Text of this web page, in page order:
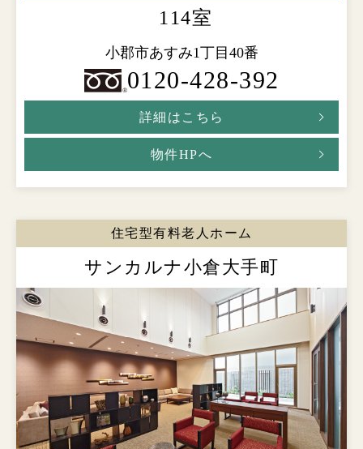
114室
小郡市あすみ1丁目40番
0120-428-392
詳細はこちら
物件HPへ
住宅型有料老人ホーム
サンカルナ小倉大手町